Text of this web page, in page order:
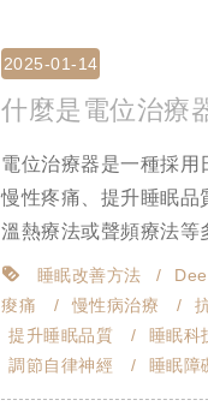
2025-01-14
什麼是電位治療
電位治療器是一種採
慢性疼痛、提升睡眠品
溫熱療法或聲頻療法等
睡眠改善方法
痠痛
慢性病治療
提升睡眠品質
睡眠科
調節自律神經
睡眠障